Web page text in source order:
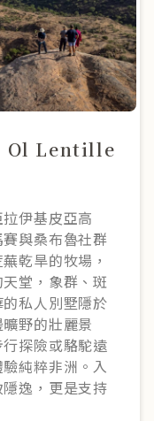
Ol Lentille
伊基皮亞高
與桑布魯社群
乾旱的牧場，
堂，象群、斑
私人別墅隱於
野的壯麗景
探險或駱駝遠
純粹非洲。入
逸，更是支持